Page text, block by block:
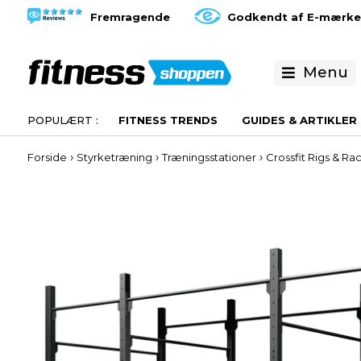
Fremragende Godkendt af E-
Menu
FITNESS TRENDS GUIDES & ARTIKLER
Forside › Styrketræning ›Træningsstationer› Crossfit Rigs &